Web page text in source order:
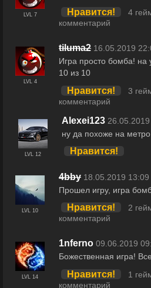
LVL 7 Нравится!
4
комментарий
LVL 4
tiluma2 16.05.2019
Игра просто бомба! на
10 из 10
Нравится!
3
комментарий
LVL 12
Alexei123
ну да похоже на метро
Нравится!
LVL 10
4bby 18.05.2019 13:09
Прошел игру, игра
Нравится!
2
комментарий
LVL 14
1nferno 09.06.2019
Божественная игра!
Нравится!
1
комментарий